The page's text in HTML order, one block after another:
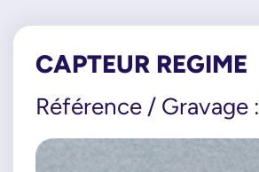
CAPTEUR REGIME
Référence / Gravage :